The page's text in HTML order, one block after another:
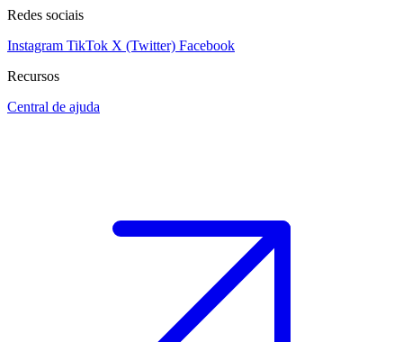
Redes sociais
Instagram TikTok X (Twitter) Facebook
Recursos
Central de ajuda